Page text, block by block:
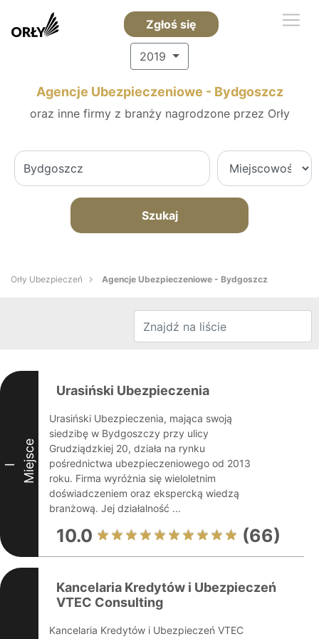
Zgłoś się
2019
Agencje Ubezpieczeniowe - Bydgoszcz
oraz inne firmy z branży nagrodzone przez Orły
Szukaj
Orły Ubezpieczeń Agencje Ubezpieczeniowe - Bydgoszcz
I Miejsce
Urasiński Ubezpieczenia
Urasiński Ubezpieczenia, mająca swoją
siedzibę w Bydgoszczy przy ulicy
Grudziądzkiej 20, działa na rynku
pośrednictwa ubezpieczeniowego od 2013
roku. Firma wyróżnia się wieloletnim
doświadczeniem oraz ekspercką wiedzą
branżową. Jej działalność ...
10.0 (66)
Kancelaria Kredytów i Ubezpieczeń
VTEC Consulting
Kancelaria Kredytów i Ubezpieczeń VTEC